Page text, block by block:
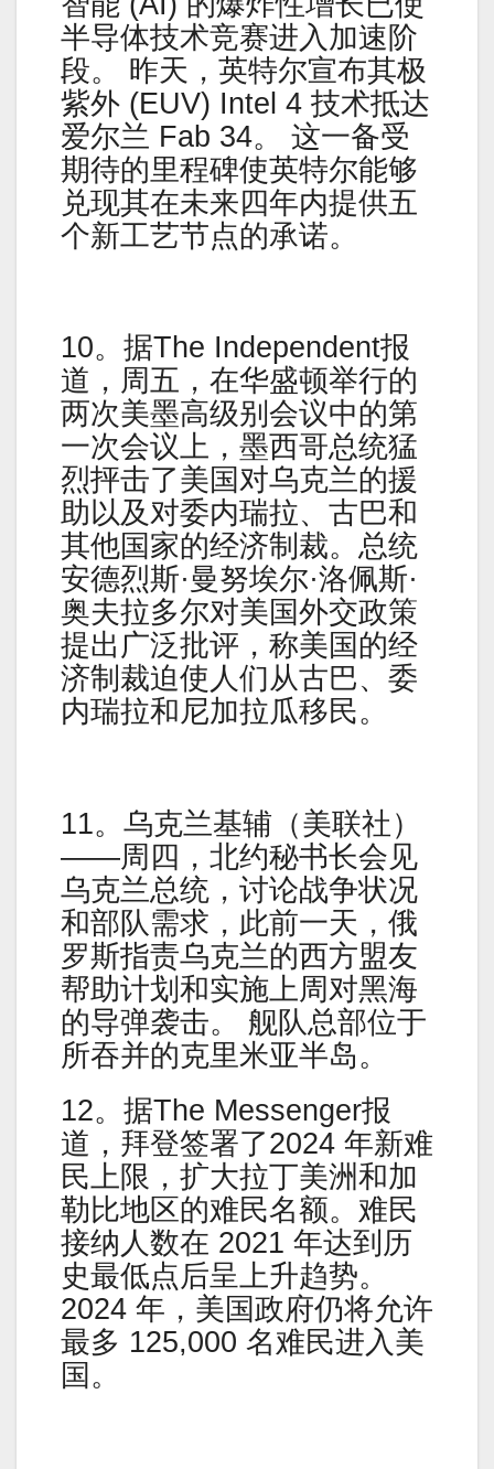
半导体技术竞赛进入加速阶
段。 昨天，英特尔宣布其极
紫外 (EUV) Intel 4 技术抵达
爱尔兰 Fab 34。 这一备受
期待的里程碑使英特尔能够
兑现其在未来四年内提供五
个新工艺节点的承诺。
10。据The Independent报
道，周五，在华盛顿举行的
两次美墨高级别会议中的第
一次会议上，墨西哥总统猛
烈抨击了美国对乌克兰的援
助以及对委内瑞拉、古巴和
其他国家的经济制裁。总统
安德烈斯·曼努埃尔·洛佩斯·
奥夫拉多尔对美国外交政策
提出广泛批评，称美国的经
济制裁迫使人们从古巴、委
内瑞拉和尼加拉瓜移民。
11。乌克兰基辅（美联社）
——周四，北约秘书长会见
乌克兰总统，讨论战争状况
和部队需求，此前一天，俄
罗斯指责乌克兰的西方盟友
帮助计划和实施上周对黑海
的导弹袭击。 舰队总部位于
所吞并的克里米亚半岛。
12。据The Messenger报
道，拜登签署了2024 年新难
民上限，扩大拉丁美洲和加
勒比地区的难民名额。难民
接纳人数在 2021 年达到历
史最低点后呈上升趋势。
2024 年，美国政府仍将允许
最多 125,000 名难民进入美
国。